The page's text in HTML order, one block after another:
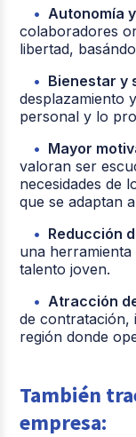
Autonomía
colaboradores
libertad,
Bienestar y
desplazamiento
personal y lo
Mayor
valoran ser
necesidades de
que se adaptan
Reducción
una
talento joven.
Atracción
de contratación,
región donde
También
empresa: